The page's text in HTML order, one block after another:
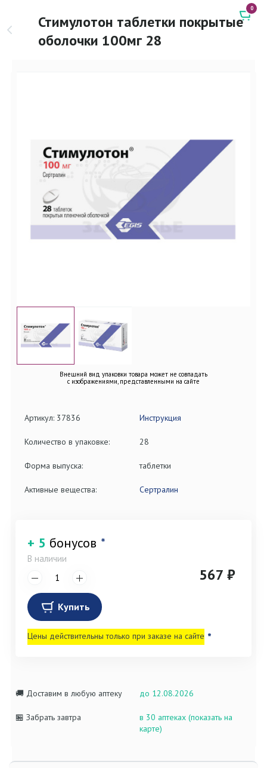
Стимулотон таблетки покрытые
оболочки 100мг 28
0
Внешний вид упаковки товара может не совпадать
с изображениями, представленными на сайте
Артикул: 37836 Инструкция
Количество в упаковке: 28
Форма выпуска: таблетки
Активные вещества: Сертралин
+ 5 бонусов *
В наличии
567 ₽
Купить
Цены действительны только при заказе на сайте *
🚚 Доставим в любую аптеку до 12.08.2026
🏪 Забрать завтра
в 30 аптеках (показать на
карте)